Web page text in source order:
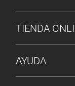
MENÚ DE PIE
TIENDA
AYUDA